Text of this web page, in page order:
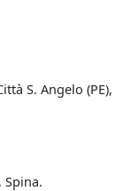
S. Angelo (PE),
Spina.